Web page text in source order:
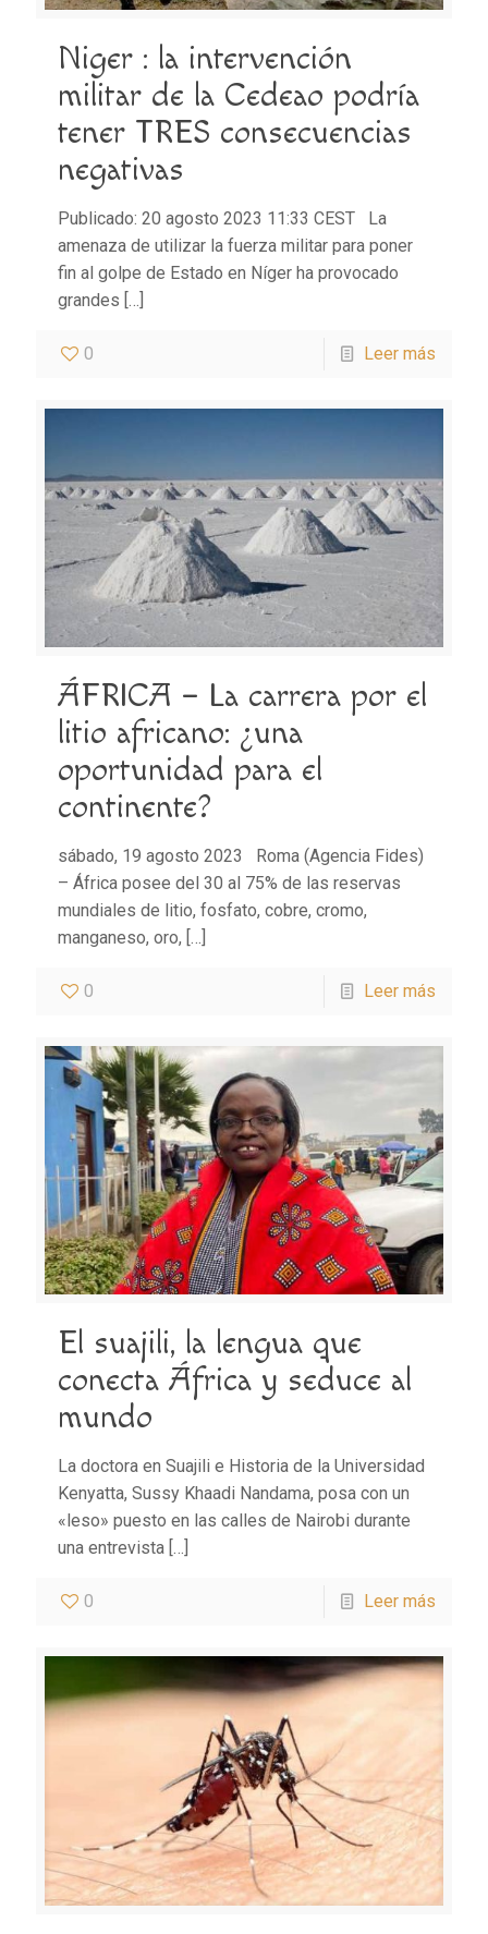
Niger : la intervención
militar de la Cedeao podría
tener TRES consecuencias
negativas
Publicado: 20 agosto 2023 11:33 CEST La
amenaza de utilizar la fuerza militar para poner
fin al golpe de Estado en Níger ha provocado
grandes […]
0 Leer más
ÁFRICA – La carrera por el
litio africano: ¿una
oportunidad para el
continente?
sábado, 19 agosto 2023 Roma (Agencia Fides)
– África posee del 30 al 75% de las reservas
mundiales de litio, fosfato, cobre, cromo,
manganeso, oro, […]
0 Leer más
El suajili, la lengua que
conecta África y seduce al
mundo
La doctora en Suajili e Historia de la Universidad
Kenyatta, Sussy Khaadi Nandama, posa con un
«leso» puesto en las calles de Nairobi durante
una entrevista […]
0 Leer más